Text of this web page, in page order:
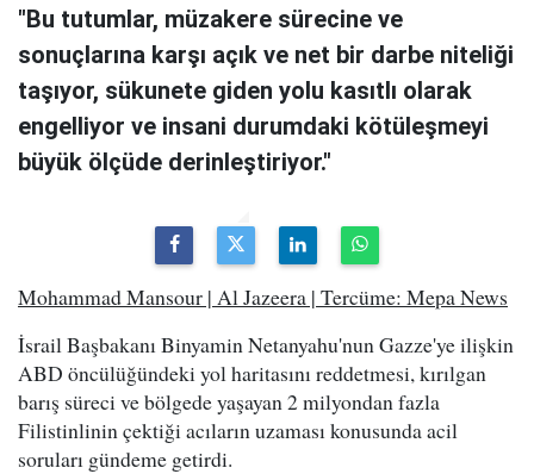
"Bu tutumlar, müzakere sürecine ve
sonuçlarına karşı açık ve net bir darbe niteliği
taşıyor, sükunete giden yolu kasıtlı olarak
engelliyor ve insani durumdaki kötüleşmeyi
büyük ölçüde derinleştiriyor."
Mohammad Mansour | Al Jazeera | Tercüme: Mepa News
İsrail Başbakanı Binyamin Netanyahu'nun Gazze'ye ilişkin
ABD öncülüğündeki yol haritasını reddetmesi, kırılgan
barış süreci ve bölgede yaşayan 2 milyondan fazla
Filistinlinin çektiği acıların uzaması konusunda acil
soruları gündeme getirdi.